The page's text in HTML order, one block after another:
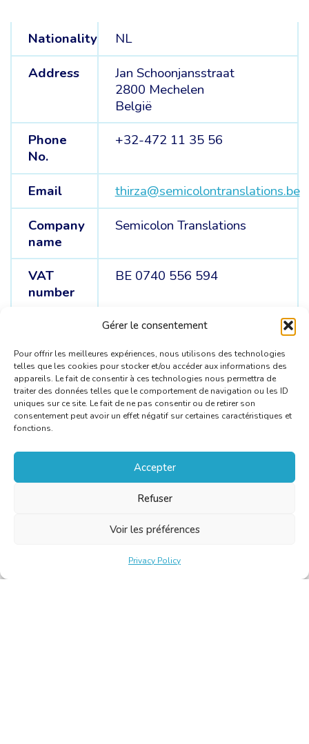
Gérer le consentement
Pour offrir les meilleures expériences, nous utilisons des technologies
telles que les cookies pour stocker et/ou accéder aux informations des
appareils. Le fait de consentir à ces technologies nous permettra de
traiter des données telles que le comportement de navigation ou les ID
uniques sur ce site. Le fait de ne pas consentir ou de retirer son
consentement peut avoir un effet négatif sur certaines caractéristiques et
fonctions.
Accepter
Refuser
Voir les préférences
Privacy Policy
Nationality
NL
Address
Jan Schoonjansstraat
2800 Mechelen
België
Phone
No.
+32-472 11 35 56
Email
thirza@semicolontranslations.be
Company
name
Semicolon Translations
VAT
number
BE 0740 556 594
Beëdigd tolk en vertaler